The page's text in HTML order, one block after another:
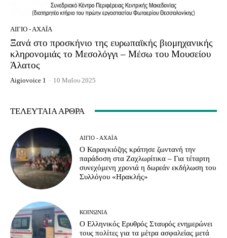
ΑΊΓΙΟ - ΑΧΑΪ́Α
Ξανά στο προσκήνιο της ευρωπαϊκής βιομηχανικής
κληρονομιάς το Μεσολόγγι – Μέσω του Μουσείου
Άλατος
Aigiovoice 1 - 10 Μαΐου 2025
ΤΕΛΕΥΤΑΊΑ ΆΡΘΡΑ
ΑΊΓΙΟ - ΑΧΑΪ́Α
Ο Καραγκιόζης κράτησε ζωντανή την
παράδοση στα Ζαχλωρίτικα – Για τέταρτη
συνεχόμενη χρονιά η δωρεάν εκδήλωση του
Συλλόγου «Ηρακλής»
ΚΟΙΝΩΝΊΑ
Ο Ελληνικός Ερυθρός Σταυρός ενημερώνει
τους πολίτες για τα μέτρα ασφαλείας μετά